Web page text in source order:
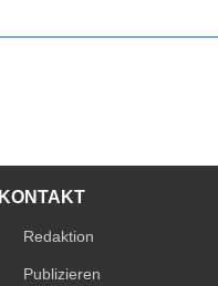
KONTAKT
Redaktion
Publizieren